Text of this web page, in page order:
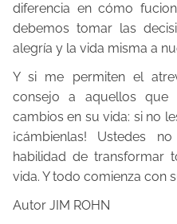
diferencia en cómo
debemos tomar las
alegría y la vida misma a
Y si me permiten el
consejo a aquellos que
cambios en su vida: si no
¡cámbienlas! Ustedes
habilidad de transformar
vida. Y todo comienza con
Autor JIM ROHN